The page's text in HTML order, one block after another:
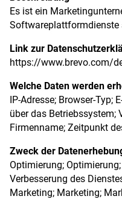
Es ist ein
Softwareplattformdienste
Link zur
https://www.brevo.com/
Welche Daten werden
IP-Adresse; Browser-Typ;
über das Betriebssystem;
Firmenname; Zeitpunkt
Zweck der
Optimierung;
Verbesserung des
Marketing; Marketing;